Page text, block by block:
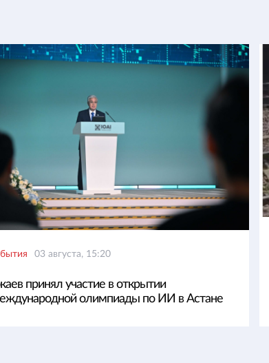
03 августа, 15:20
принял участие в открытии
олимпиады по ИИ в Астане